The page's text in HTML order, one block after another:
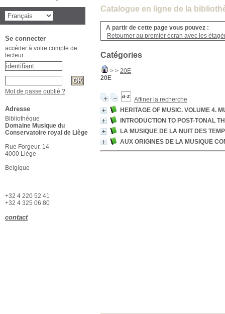
Catalogue en ligne de la
A partir de cette page vous pouvez :
Retourner au premier écran avec les
Catégories
> > 20E
20E
Affiner la recherche
HERITAGE OF MUSIC. VOLUME 4.
INTRODUCTION TO POST-TONAL
LA MUSIQUE DE LA NUIT DES
AUX ORIGINES DE LA MUSIQUE
Se connecter
accéder à votre compte de
lecteur
Mot de passe oublié ?
Adresse
Bibliothèque
Domaine Musique du
Conservatoire royal de Liège
Rue Forgeur, 14
4000 Liège
Belgique
+32 4 220 52 41
+32 4 325 06 80
contact